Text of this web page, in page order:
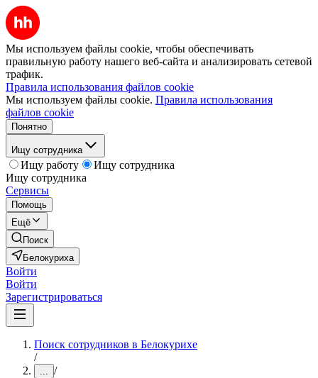
Мы используем файлы cookie, чтобы обеспечивать
правильную работу нашего веб-сайта и анализировать сетевой
трафик.
Правила использования файлов cookie
Мы используем файлы cookie. Правила использования
файлов cookie
Понятно
Ищу сотрудника
Ищу работу
Ищу сотрудника
Ищу сотрудника
Сервисы
Помощь
Ещё
Поиск
Белокуриха
Войти
Войти
Зарегистрироваться
Поиск сотрудников в Белокурихе
/
... /